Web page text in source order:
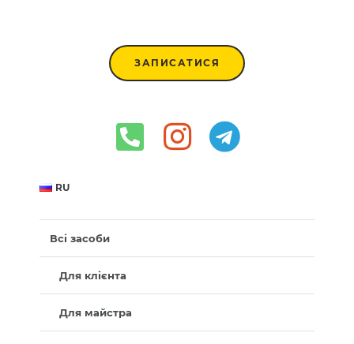
ЗАПИСАТИСЯ
RU
Всі засоби
Для клієнта
Для майстра